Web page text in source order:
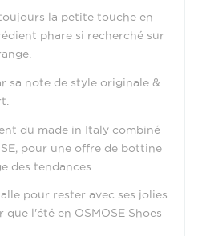
la petite touche en
phare si recherché sur
sa note de style originale &
du made in Italy combiné
pour une offre de bottine
des tendances.
pour rester avec ses jolies
l'été en OSMOSE Shoes